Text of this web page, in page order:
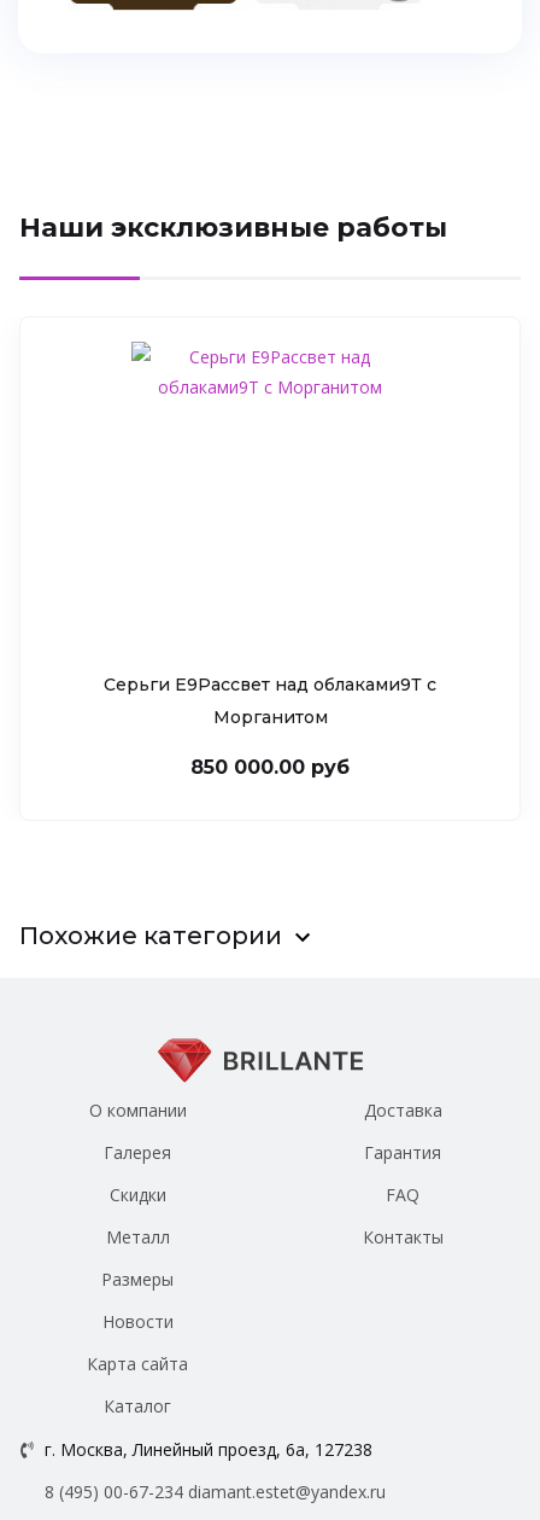
Наши эксклюзивные работы
Серьги Е9Рассвет над облаками9Т c
Морганитом
850 000.00 руб
Похожие категории
О компании
Галерея
Скидки
Металл
Размеры
Новости
Доставка
Гарантия
FAQ
Контакты
Карта сайта
Каталог
г. Москва, Линейный проезд, 6а, 127238
8 (495) 00-67-234 diamant.estet@yandex.ru